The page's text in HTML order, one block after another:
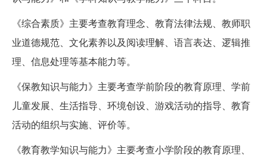
《综合素质》主要考查教育理念、教育法律法规、教师职
业道德规范、文化素养以及阅读理解、语言表达、逻辑推
理、信息处理等基本能力等。
《保教知识与能力》主要考查学前阶段的教育原理、学前
儿童发展、生活指导、环境创设、游戏活动的指导、教育
活动的组织与实施、评价等。
《教育教学知识与能力》主要考查小学阶段的教育原理、